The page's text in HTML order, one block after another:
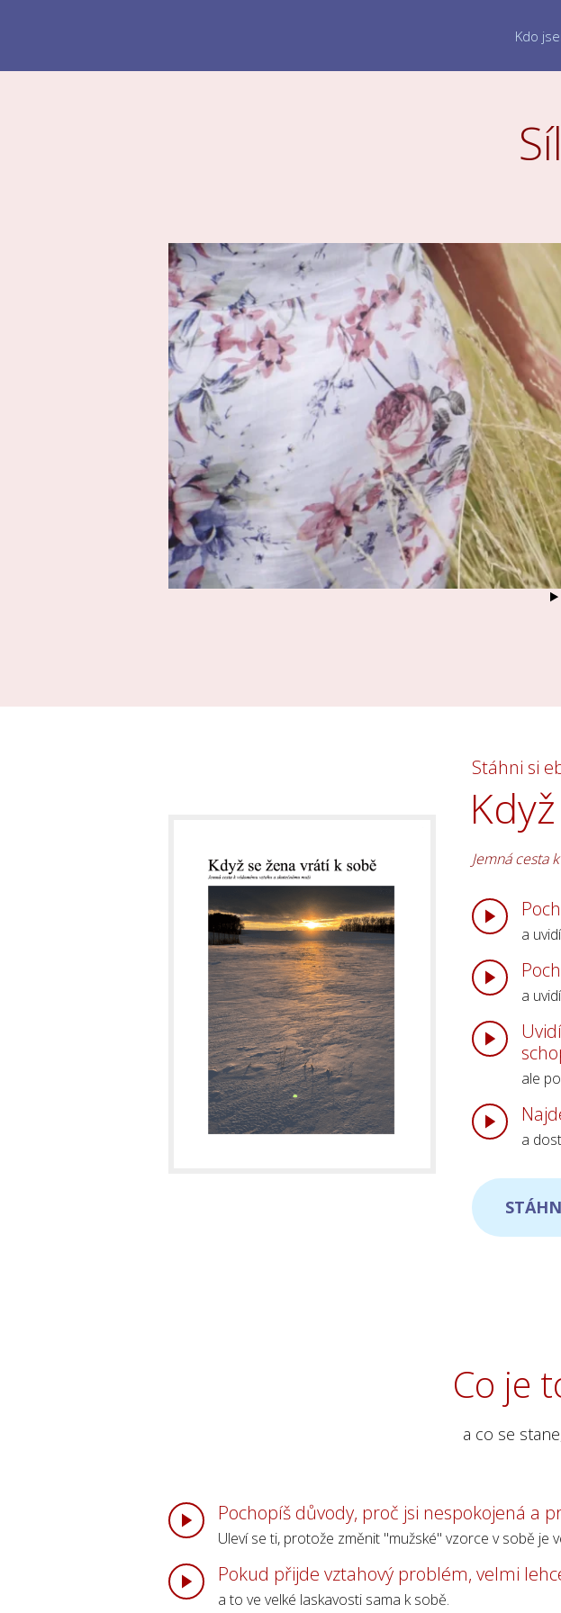
Kdo
Stáhni si
Jemná cesta
a
a
ale
a
Co je
a co se
Pochopíš důvody, proč jsi nespokojená a
Uleví se ti, protože změnit "mužské" vzorce v sobě je
Pokud přijde vztahový problém, velmi
a to ve velké laskavosti sama k sobě.